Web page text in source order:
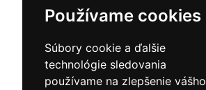
Používame cookies
Súbory cookie a ďalšie
technológie sledovania
používame na zlepšenie vášho